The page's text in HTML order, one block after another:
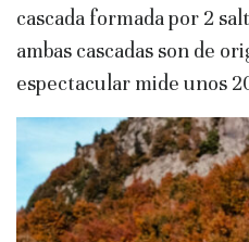
cascada formada por 2
ambas cascadas son de
espectacular mide unos